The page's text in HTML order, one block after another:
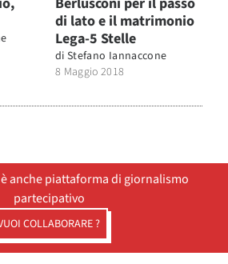
di lato e il matrimonio
Lega-5 Stelle
di Stefano Iannaccone
8 Maggio 2018
anche piattaforma di giornalismo
partecipativo
COLLABORARE ?